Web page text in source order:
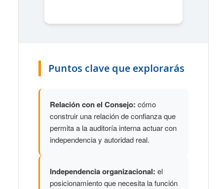
Puntos clave que explorarás
Relación con el Consejo: cómo
construir una relación de confianza que
permita a la auditoría interna actuar con
independencia y autoridad real.
Independencia organizacional: el
posicionamiento que necesita la función